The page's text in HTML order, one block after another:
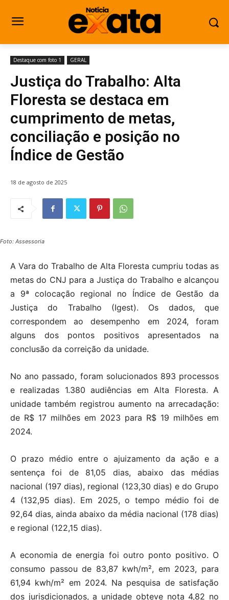
Destaque com foto 1 GERAL
Justiça do Trabalho: Alta
Floresta se destaca em
cumprimento de metas,
conciliação e posição no
Índice de Gestão
18 de agosto de 2025
Foto: Assessoria
A Vara do Trabalho de Alta Floresta cumpriu todas as
metas do CNJ para a Justiça do Trabalho e alcançou
a 9ª colocação regional no Índice de Gestão da
Justiça do Trabalho (Igest). Os dados, que
correspondem ao desempenho em 2024, foram
alguns dos pontos positivos apresentados na
conclusão da correição da unidade.
No ano passado, foram solucionados 893 processos
e realizadas 1.380 audiências em Alta Floresta. A
unidade também registrou aumento na arrecadação:
de R$ 17 milhões em 2023 para R$ 19 milhões em
2024.
O prazo médio entre o ajuizamento da ação e a
sentença foi de 81,05 dias, abaixo das médias
nacional (197 dias), regional (123,30 dias) e do Grupo
4 (132,95 dias). Em 2025, o tempo médio foi de
92,64 dias, ainda abaixo da média nacional (178 dias)
e regional (122,15 dias).
A economia de energia foi outro ponto positivo. O
consumo passou de 83,87 kwh/m², em 2023, para
61,94 kwh/m² em 2024. Na pesquisa de satisfação
dos jurisdicionados, a unidade obteve nota 4,82 no